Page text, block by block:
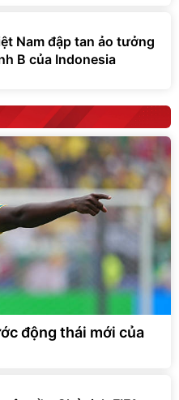
Nam đập tan ảo tưởng
B của Indonesia
động thái mới của